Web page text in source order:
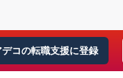
デコの転職支援に登録